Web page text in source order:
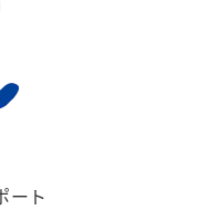
ート